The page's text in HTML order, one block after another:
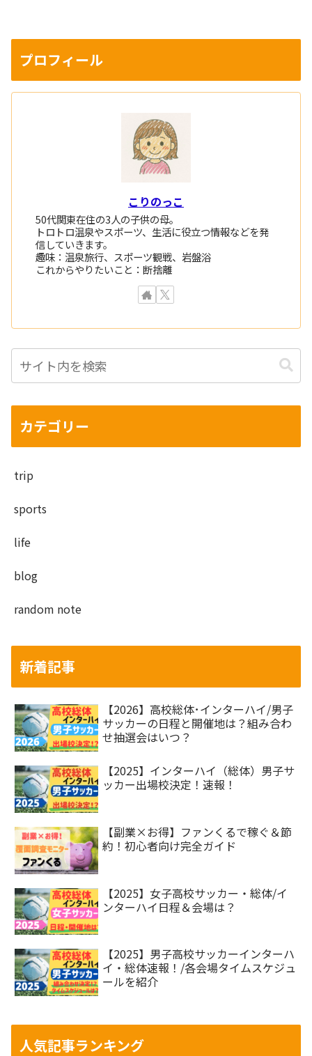
プロフィール
こりのっこ
50代関東在住の3人の子供の母。
トロトロ温泉やスポーツ、生活に役立つ情報などを発
信していきます。
趣味：温泉旅行、スポーツ観戦、岩盤浴
これからやりたいこと：断捨離
カテゴリー
trip
sports
life
blog
random note
新着記事
【2026】高校総体･インターハイ/男子
サッカーの日程と開催地は？組み合わ
せ抽選会はいつ？
【2025】インターハイ（総体）男子サ
ッカー出場校決定！速報！
【副業×お得】ファンくるで稼ぐ＆節
約！初心者向け完全ガイド
【2025】女子高校サッカー・総体/イ
ンターハイ日程＆会場は？
【2025】男子高校サッカーインターハ
イ・総体速報！/各会場タイムスケジュ
ールを紹介
人気記事ランキング